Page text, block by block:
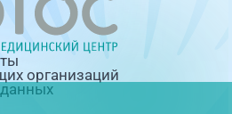
организаций